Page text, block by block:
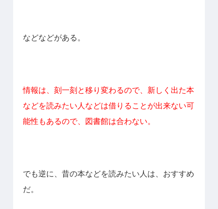
などなどがある。
情報は、刻一刻と移り変わるので、新しく出た本
などを読みたい人などは借りることが出来ない可
能性もあるので、図書館は合わない。
でも逆に、昔の本などを読みたい人は、おすすめ
だ。